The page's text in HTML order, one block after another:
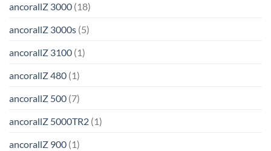
ancorallZ 3000 (18)
ancorallZ 3000s (5)
ancorallZ 3100 (1)
ancorallZ 480 (1)
ancorallZ 500 (7)
ancorallZ 5000TR2 (1)
ancorallZ 900 (1)